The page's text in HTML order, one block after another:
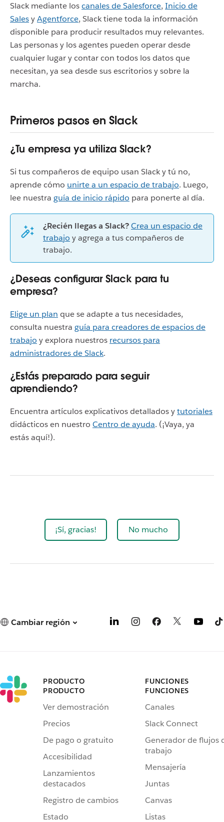
Slack mediante loscanales de Salesforce, Inicio de
SalesyAgentforce, Slack tiene toda la información
disponible para producir resultados muy relevantes.
Las personas y los agentes pueden operar desde
cualquier lugar y contar con todos los datos que
necesitan, ya sea desde sus escritorios y sobre la
marcha.
Primeros pasos en Slack
¿Tu empresa ya utiliza Slack?
Si tus compañeros de equipo usan Slack y tú no,
aprende cómo unirte a un espacio de trabajo. Luego,
lee nuestra guía de inicio rápido para ponerte al día.
¿Recién llegas a Slack?Crea un espacio de
trabajo y agrega a tus compañeros de
trabajo.
¿Deseas configurar Slack para tu
empresa?
Elige un plan que se adapte a tus necesidades,
consulta nuestra guía para creadores de espacios de
trabajo y explora nuestros recursos para
administradores de Slack.
¿Estás preparado para seguir
aprendiendo?
Encuentra artículos explicativos detallados ytutoriales
didácticos en nuestro Centro de ayuda. (¡Vaya, ya
estás aquí!).
¡Sí, gracias! No mucho
Cambiar región
PRODUCTO
PRODUCTO
Ver demostración
Precios
De pago o gratuito
Accesibilidad
Lanzamientos
destacados
Registro de cambios
Estado
FUNCIONES
FUNCIONES
Canales
Slack Connect
Generador de flujos
trabajo
Mensajería
Juntas
Canvas
Listas